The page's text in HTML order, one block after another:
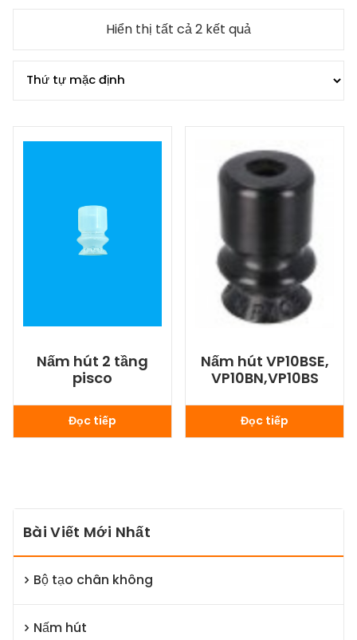
Hiển thị tất cả 2 kết quả
Nấm hút 2 tầng
pisco
Đọc tiếp
Nấm hút VP10BSE,
VP10BN,VP10BS
Đọc tiếp
Bài Viết Mới Nhất
Bộ tạo chân không
Nấm hút